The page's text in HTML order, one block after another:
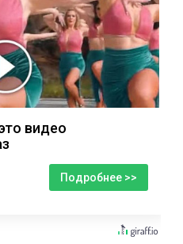
видео
Подробнее >>